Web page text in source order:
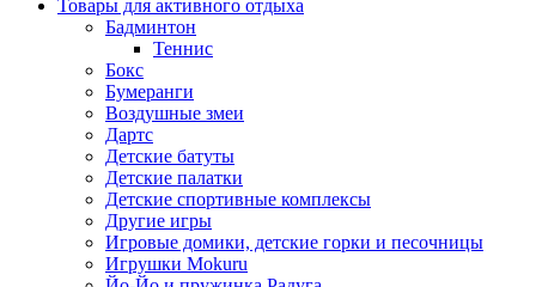
Товары для активного отдыха
Бадминтон
Теннис
Бокс
Бумеранги
Воздушные змеи
Дартс
Детские батуты
Детские палатки
Детские спортивные комплексы
Другие игры
Игровые домики, детские горки и песочницы
Игрушки Mokuru